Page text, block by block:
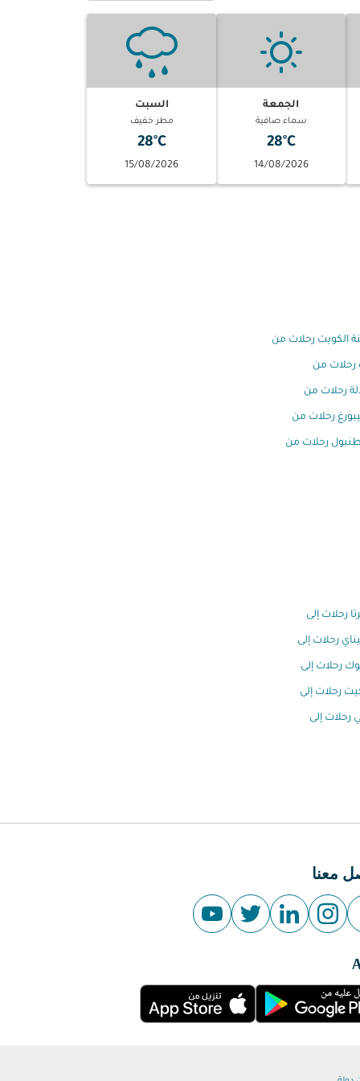
الجمعة
سماء صافية
28°C
14/08/2026
السبت
مطر خفيف
28°C
15/08/2026
الكويت رحلات من
رحلات من
رحلات من
رحلات من
رحلات من
رحلات إلى
رحلات إلى
رحلات إلى
رحلات إلى
رحلات إلى
معنا